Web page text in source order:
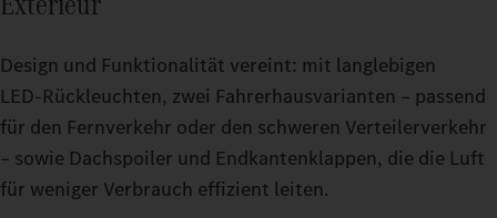
Design und Funktionalität vereint: mit langlebigen
LED‑Rückleuchten, zwei Fahrerhausvarianten – passend
für den Fernverkehr oder den schweren Verteilerverkehr
– sowie Dachspoiler und Endkantenklappen, die die Luft
für weniger Verbrauch effizient leiten.